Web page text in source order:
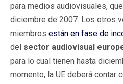
para medios audiovisuales,
diciembre de 2007. Los otros
miembros están en fase de
del sector audiovisual
para lo cual tienen hasta
momento, la UE deberá contar